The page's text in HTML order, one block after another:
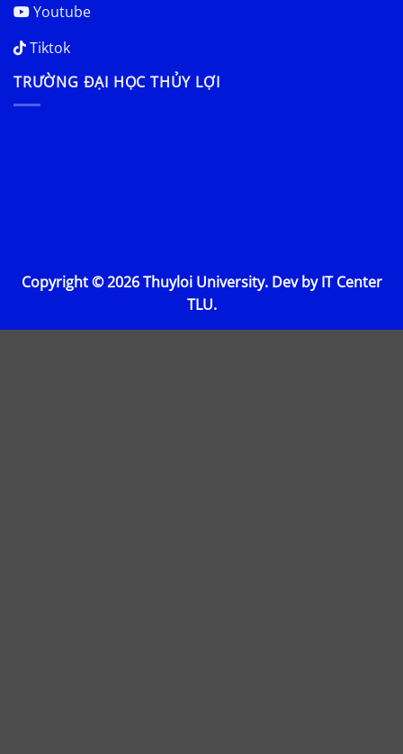
Youtube
Tiktok
TRƯỜNG ĐẠI HỌC THỦY LỢI
Copyright © 2026 Thuyloi University. Dev by IT Center
TLU.